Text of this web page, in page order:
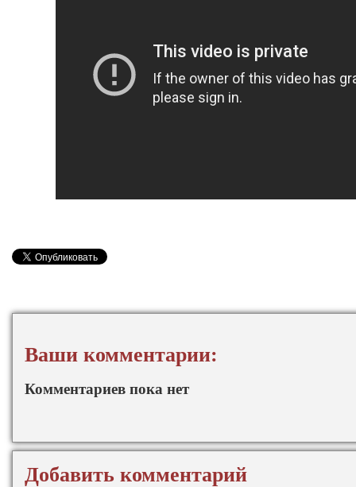
Ваши комментарии:
Комментариев пока нет
Добавить комментарий